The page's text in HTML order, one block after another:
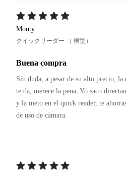
Monty
クイックリーダー （ 横型）
Buena compra
Sin duda, a pesar de su alto precio,
te da, merece la pena. Yo saco
y la meto en el quick reader, te
de uso de cámara.